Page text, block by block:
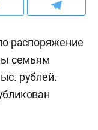
распоряжение
семьям
рублей.